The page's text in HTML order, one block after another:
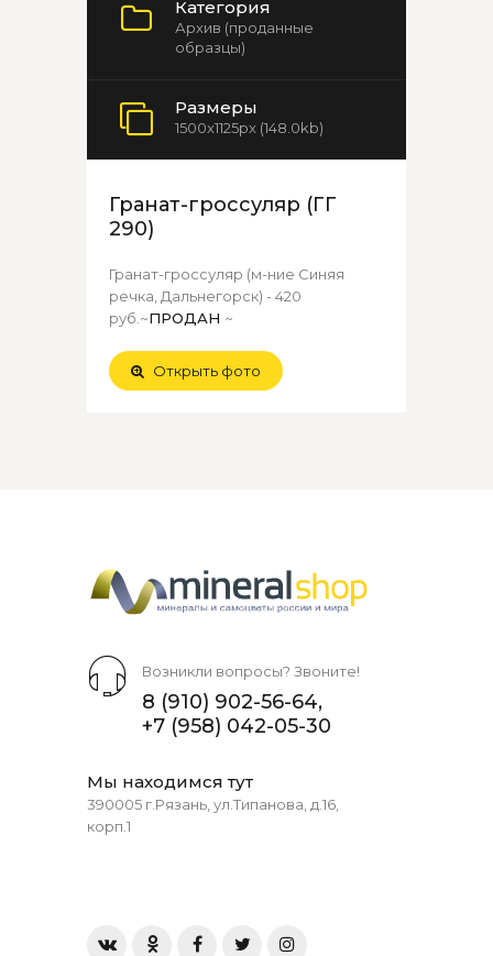
Категория
Архив (проданные
образцы)
Размеры
1500x1125px (148.0kb)
Гранат-гроссуляр (ГГ
290)
Гранат-гроссуляр (м-ние Синяя
речка, Дальнегорск) - 420
руб.~ПРОДАН ~
Открыть фото
Возникли вопросы? Звоните!
8 (910) 902-56-64,
+7 (958) 042-05-30
Мы находимся тут
390005 г.Рязань, ул.Типанова, д.16,
корп.1